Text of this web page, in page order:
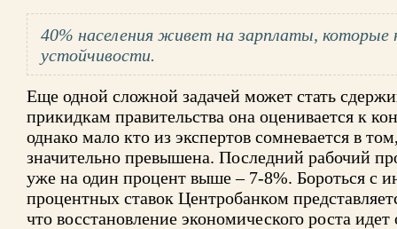
40% населения живет на зарплаты, которые
устойчивости.
Еще одной сложной задачей может стать
прикидкам правительства она оценивается к
однако мало кто из экспертов сомневается в
значительно превышена. Последний рабочий
уже на один процент выше – 7-8%. Бороться с
процентных ставок Центробанком
что восстановление экономического роста идет